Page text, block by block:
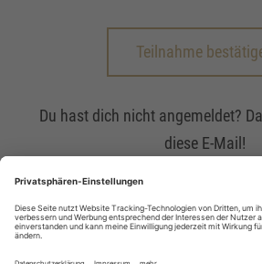
Teilnahme
Du hast dich nicht angemeldet?
diese E-Mail!